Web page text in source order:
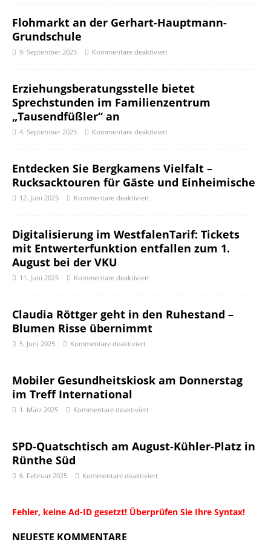
Flohmarkt an der Gerhart-Hauptmann-
Grundschule
9. September 2025 Kommentare deaktiviert
Erziehungsberatungsstelle bietet
Sprechstunden im Familienzentrum
„Tausendfüßler“ an
4. September 2025 Kommentare deaktiviert
Entdecken Sie Bergkamens Vielfalt –
Rucksacktouren für Gäste und Einheimische
12. Juni 2025 Kommentare deaktiviert
Digitalisierung im WestfalenTarif: Tickets
mit Entwerterfunktion entfallen zum 1.
August bei der VKU
11. Juni 2025 Kommentare deaktiviert
Claudia Röttger geht in den Ruhestand –
Blumen Risse übernimmt
5. Juni 2025 Kommentare deaktiviert
Mobiler Gesundheitskiosk am Donnerstag
im Treff International
1. März 2025 Kommentare deaktiviert
SPD-Quatschtisch am August-Kühler-Platz in
Rünthe Süd
6. Februar 2025 Kommentare deaktiviert
Fehler, keine Ad-ID gesetzt! Überprüfen Sie Ihre Syntax!
NEUESTE KOMMENTARE